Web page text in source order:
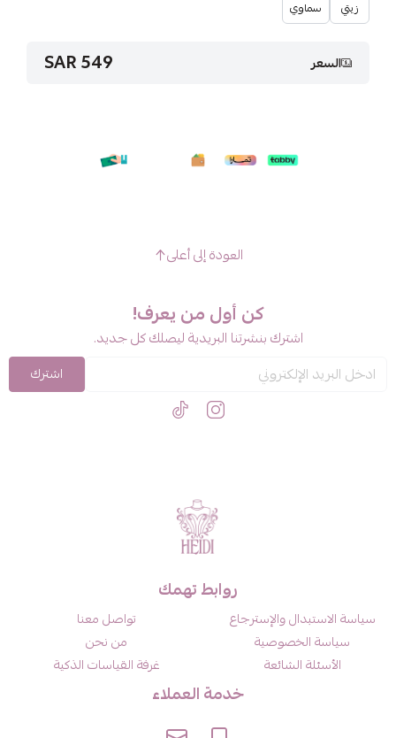
زيتي سماوي
السعر 549 SAR
العودة إلى أعلى
كن أول من يعرف!
اشترك بنشرتنا البريدية ليصلك كل جديد.
اشترك
روابط تهمك
سياسة الاستبدال والإسترجاع
سياسة الخصوصية
الأسئلة الشائعة
تواصل معنا
من نحن
غرفة القياسات الذكية
خدمة العملاء